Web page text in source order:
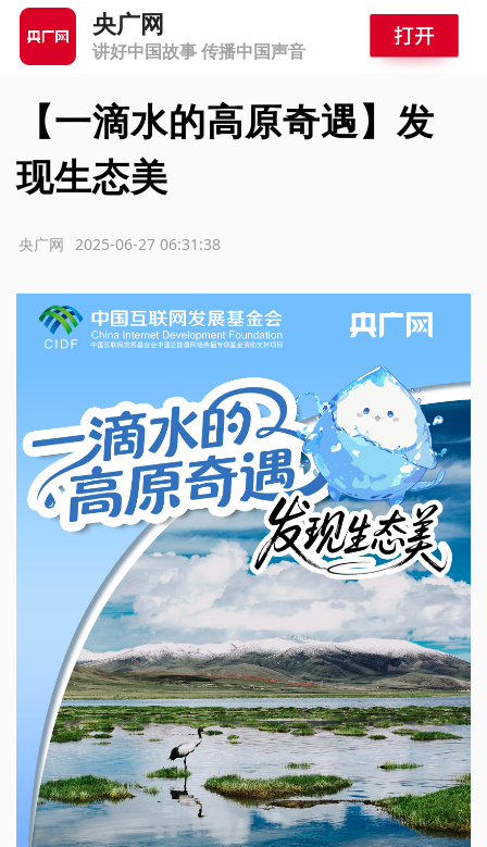
央广网
讲好中国故事 传播中国声音
【一滴水的高原奇遇】发
现生态美
2025-06-27 06:31:38
央广网